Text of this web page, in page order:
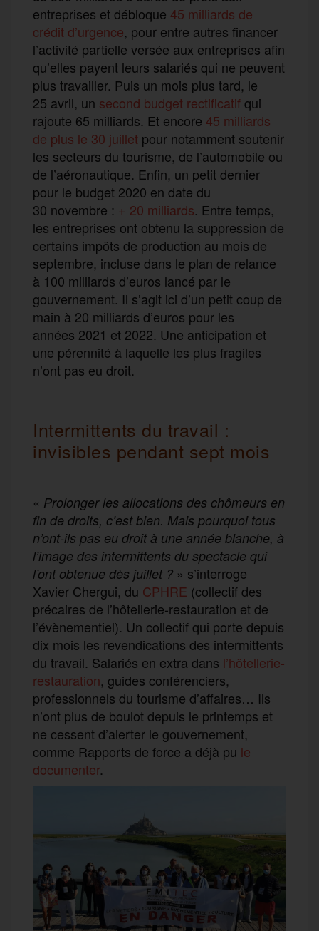
entreprises et débloque 45 milliards de
crédit d’urgence, pour entre autres financer
l’activité partielle versée aux entreprises afin
qu’elles payent leurs salariés qui ne peuvent
plus travailler. Puis un mois plus tard, le
25 avril, un second budget rectificatifqui
rajoute 65 milliards. Et encore 45 milliards
de plus le 30 juillet pour notamment soutenir
les secteurs du tourisme, de l’automobile ou
de l’aéronautique. Enfin, un petit dernier
pour le budget 2020 en date du
30 novembre : + 20 milliards. Entre temps,
les entreprises ont obtenu la suppression de
certains impôts de production au mois de
septembre, incluse dans le plan de relance
à 100 milliards d’euros lancé par le
gouvernement. Il s’agit ici d’un petit coup de
main à 20 milliards d’euros pour les
années 2021 et 2022. Une anticipation et
une pérennité à laquelle les plus fragiles
n’ont pas eu droit.
Intermittents du travail :
invisibles pendant sept mois
« Prolonger les allocations des chômeurs en
fin de droits, c’est bien. Mais pourquoi tous
n’ont-ils pas eu droit à une année blanche, à
l’image des intermittents du spectacle qui
l’ont obtenue dès juillet ? » s’interroge
Xavier Chergui, du CPHRE (collectif des
précaires de l’hôtellerie-restauration et de
l’évènementiel). Un collectif qui porte depuis
dix mois les revendications des intermittents
du travail. Salariés en extra dans l’hôtellerie-
restauration, guides conférenciers,
professionnels du tourisme d’affaires… Ils
n’ont plus de boulot depuis le printemps et
ne cessent d’alerter le gouvernement,
comme Rapports de force a déjà pu le
documenter.